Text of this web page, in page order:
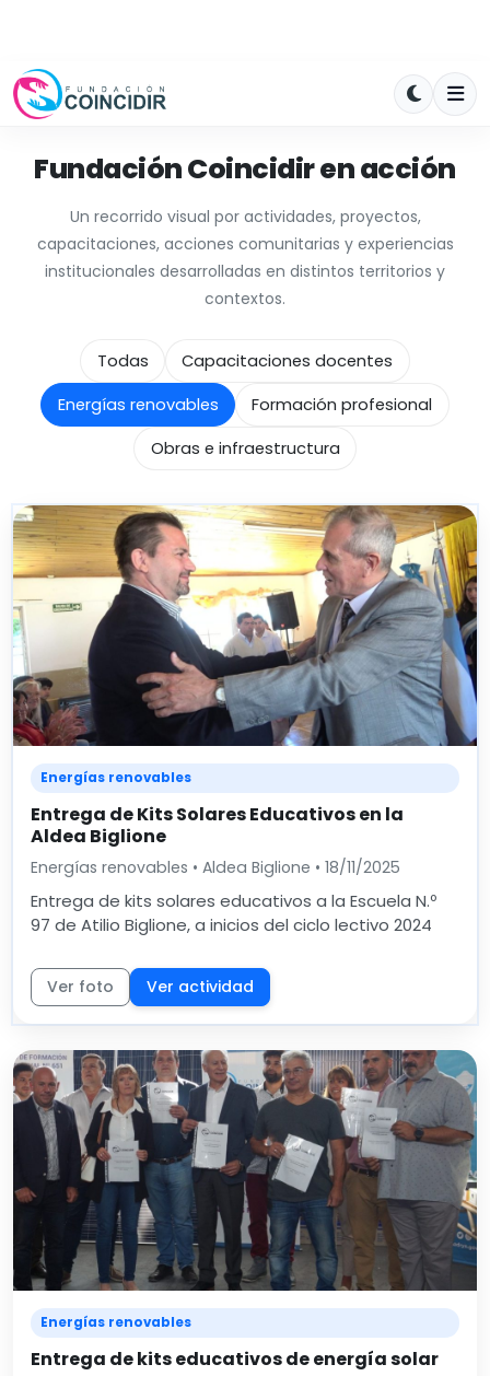
Fundación Coincidir en acción
Un recorrido visual por actividades, proyectos,
capacitaciones, acciones comunitarias y experiencias
institucionales desarrolladas en distintos territorios y
contextos.
Todas
Capacitaciones docentes
Energías renovables
Formación profesional
Obras e infraestructura
Energías renovables
Entrega de Kits Solares Educativos en la
Aldea Biglione
Energías renovables • Aldea Biglione • 18/11/2025
Entrega de kits solares educativos a la Escuela N.º
97 de Atilio Biglione, a inicios del ciclo lectivo 2024
Ver foto Ver actividad
Energías renovables
Entrega de kits educativos de energía solar